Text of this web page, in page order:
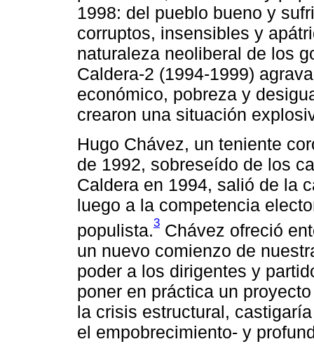
1998: del pueblo bueno y
corruptos, insensibles y
naturaleza neoliberal de los
Caldera-2 (1994-1999)
económico, pobreza y
crearon una situación
Hugo Chávez, un teniente
de 1992, sobreseído de los
Caldera en 1994, salió de la
luego a la competencia
populista.3 Chávez ofreció
un nuevo comienzo de
poder a los dirigentes y
poner en práctica un
la crisis estructural,
el empobrecimiento- y